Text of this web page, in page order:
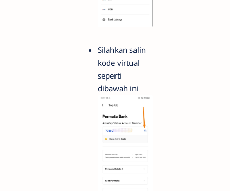
Silahkan salin
kode virtual
seperti
dibawah ini